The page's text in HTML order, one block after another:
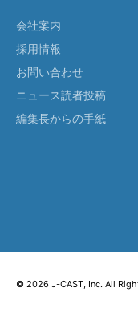
会社案内
採用情報
お問い合わせ
ニュース読者投稿
編集長からの手紙
© 2026 J-CAST, Inc. All